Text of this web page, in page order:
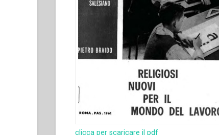
clicca per scaricare il pdf